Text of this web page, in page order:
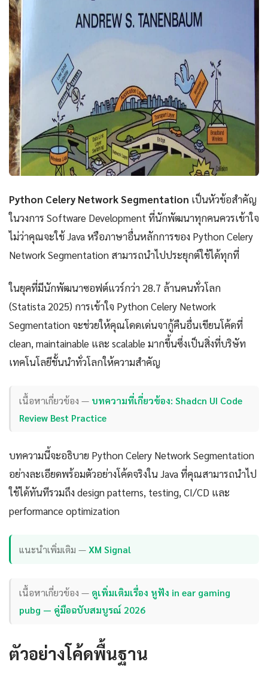
Python Celery Network Segmentation เป็นหัวข้อสำคัญ
ในวงการ Software Development ที่นักพัฒนาทุกคนควรเข้าใจ
ไม่ว่าคุณจะใช้ Java หรือภาษาอื่นหลักการของ Python Celery
Network Segmentation สามารถนำไปประยุกต์ใช้ได้ทุกที่
ในยุคที่มีนักพัฒนาซอฟต์แวร์กว่า 28.7 ล้านคนทั่วโลก
(Statista 2025) การเข้าใจ Python Celery Network
Segmentation จะช่วยให้คุณโดดเด่นจากู้คืนอื่นเขียนโค้ดที่
clean, maintainable และ scalable มากขึ้นซึ่งเป็นสิ่งที่บริษัท
เทคโนโลยีชั้นนำทั่วโลกให้ความสำคัญ
เนื้อหาเกี่ยวข้อง — บทความที่เกี่ยวข้อง: Shadcn UI Code
Review Best Practice
บทความนี้จะอธิบาย Python Celery Network Segmentation
อย่างละเอียดพร้อมตัวอย่างโค้ดจริงใน Java ที่คุณสามารถนำไป
ใช้ได้ทันทีรวมถึง design patterns, testing, CI/CD และ
performance optimization
แนะนำเพิ่มเติม —XM Signal
เนื้อหาเกี่ยวข้อง — ดูเพิ่มเติมเรื่อง หูฟัง in ear gaming
pubg — คู่มือฉบับสมบูรณ์ 2026
ตัวอย่างโค้ดพื้นฐาน